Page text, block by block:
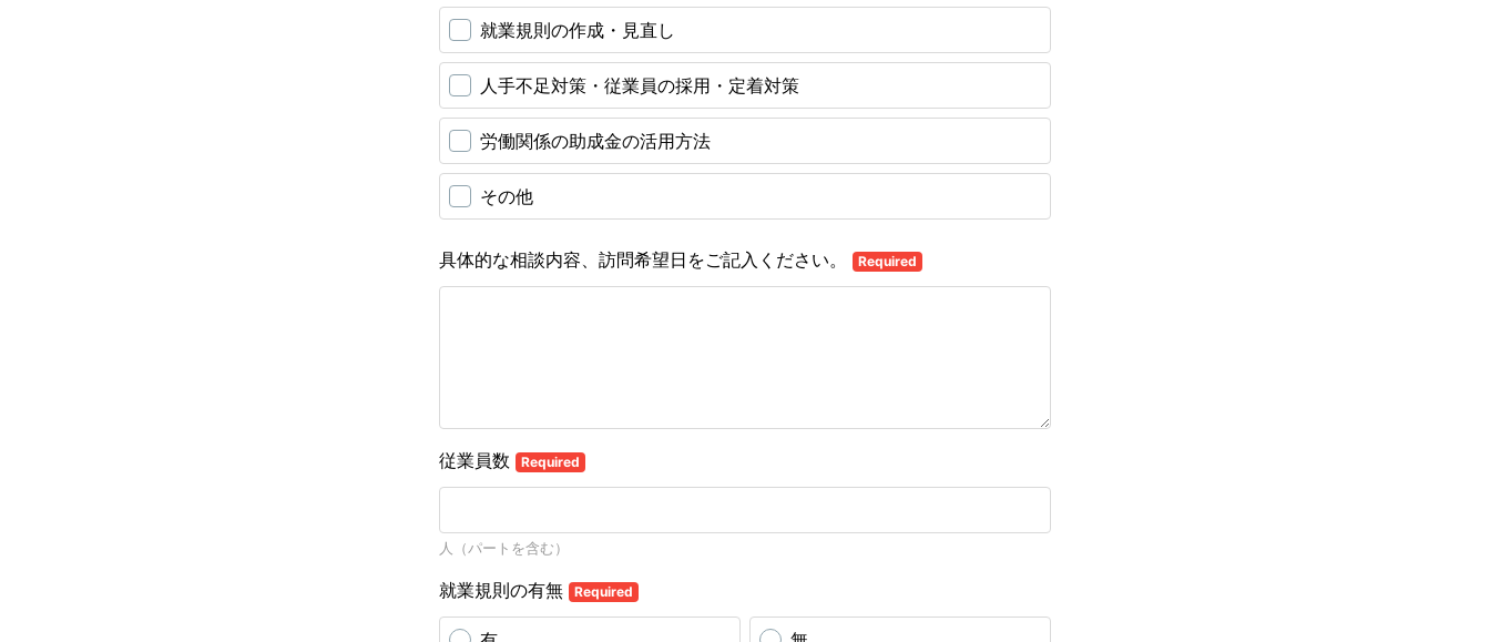
就業規則の作成・見直し
人手不足対策・従業員の採用・定着対策
労働関係の助成金の活用方法
その他
具体的な相談内容、訪問希望日をご記入ください。 Required
従業員数 Required
人（パートを含む）
就業規則の有無 Required